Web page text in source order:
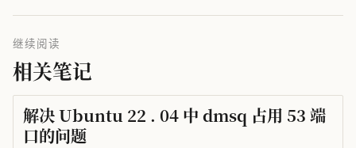
继续阅读
相关笔记
解决 Ubuntu 22 . 04 中 dmsq 占用 53 端
口的问题